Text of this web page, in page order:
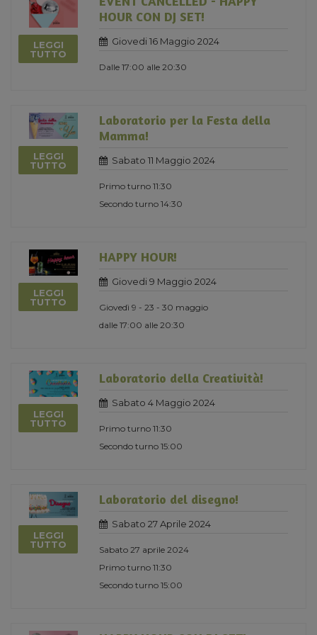
LEGGI
TUTTO
HOUR CON DJ SET!
Giovedi 16 Maggio 2024
Dalle 17:00 alle 20:30
LEGGI
TUTTO
Laboratorio per la Festa della
Mamma!
Sabato 11 Maggio 2024
Primo turno 11:30
Secondo turno 14:30
LEGGI
TUTTO
HAPPY HOUR!
Giovedi 9 Maggio 2024
Giovedì 9 - 23 - 30 maggio
dalle 17:00 alle 20:30
LEGGI
TUTTO
Laboratorio della Creatività!
Sabato 4 Maggio 2024
Primo turno 11:30
Secondo turno 15:00
LEGGI
TUTTO
Laboratorio del disegno!
Sabato 27 Aprile 2024
Sabato 27 aprile 2024
Primo turno 11:30
Secondo turno 15:00